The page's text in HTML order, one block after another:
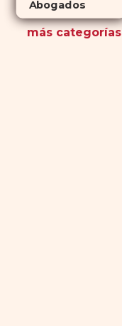
Abogados
más categorías